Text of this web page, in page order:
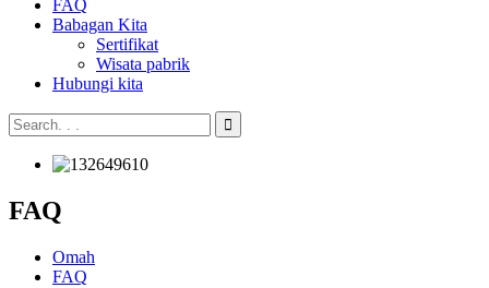
FAQ
Babagan Kita
Sertifikat
Wisata pabrik
Hubungi kita
FAQ
Omah
FAQ